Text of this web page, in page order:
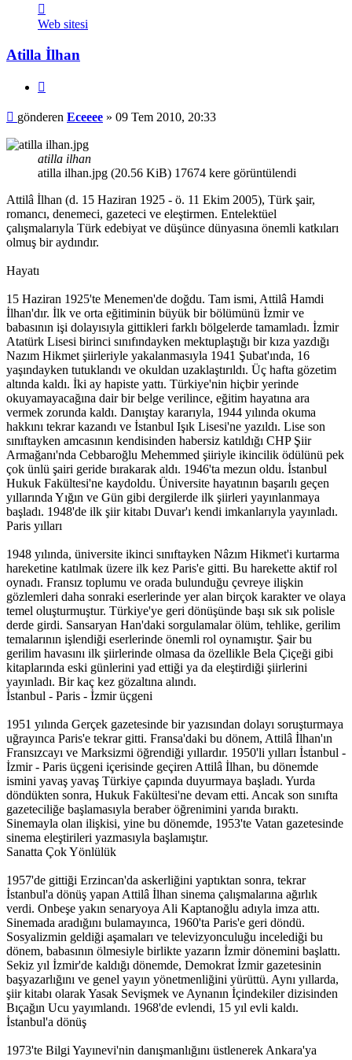
Eceeee
Web sitesi
Atilla İlhan
Mesaj
gönderen Eceeee » 09 Tem 2010, 20:33
atilla ilhan
atilla ilhan.jpg (20.56 KiB) 17674 kere görüntülendi
Attilâ İlhan (d. 15 Haziran 1925 - ö. 11 Ekim 2005), Türk şair,
romancı, denemeci, gazeteci ve eleştirmen. Entelektüel
çalışmalarıyla Türk edebiyat ve düşünce dünyasına önemli katkıları
olmuş bir aydındır.
Hayatı
15 Haziran 1925'te Menemen'de doğdu. Tam ismi, Attilâ Hamdi
İlhan'dır. İlk ve orta eğitiminin büyük bir bölümünü İzmir ve
babasının işi dolayısıyla gittikleri farklı bölgelerde tamamladı. İzmir
Atatürk Lisesi birinci sınıfındayken mektuplaştığı bir kıza yazdığı
Nazım Hikmet şiirleriyle yakalanmasıyla 1941 Şubat'ında, 16
yaşındayken tutuklandı ve okuldan uzaklaştırıldı. Üç hafta gözetim
altında kaldı. İki ay hapiste yattı. Türkiye'nin hiçbir yerinde
okuyamayacağına dair bir belge verilince, eğitim hayatına ara
vermek zorunda kaldı. Danıştay kararıyla, 1944 yılında okuma
hakkını tekrar kazandı ve İstanbul Işık Lisesi'ne yazıldı. Lise son
sınıftayken amcasının kendisinden habersiz katıldığı CHP Şiir
Armağanı'nda Cebbaroğlu Mehemmed şiiriyle ikincilik ödülünü pek
çok ünlü şairi geride bırakarak aldı. 1946'ta mezun oldu. İstanbul
Hukuk Fakültesi'ne kaydoldu. Üniversite hayatının başarılı geçen
yıllarında Yığın ve Gün gibi dergilerde ilk şiirleri yayınlanmaya
başladı. 1948'de ilk şiir kitabı Duvar'ı kendi imkanlarıyla yayınladı.
Paris yılları
1948 yılında, üniversite ikinci sınıftayken Nâzım Hikmet'i kurtarma
hareketine katılmak üzere ilk kez Paris'e gitti. Bu harekette aktif rol
oynadı. Fransız toplumu ve orada bulunduğu çevreye ilişkin
gözlemleri daha sonraki eserlerinde yer alan birçok karakter ve olaya
temel oluşturmuştur. Türkiye'ye geri dönüşünde başı sık sık polisle
derde girdi. Sansaryan Han'daki sorgulamalar ölüm, tehlike, gerilim
temalarının işlendiği eserlerinde önemli rol oynamıştır. Şair bu
gerilim havasını ilk şiirlerinde olmasa da özellikle Bela Çiçeği gibi
kitaplarında eski günlerini yad ettiği ya da eleştirdiği şiirlerini
yayınladı. Bir kaç kez gözaltına alındı.
İstanbul - Paris - İzmir üçgeni
1951 yılında Gerçek gazetesinde bir yazısından dolayı soruşturmaya
uğrayınca Paris'e tekrar gitti. Fransa'daki bu dönem, Attilâ İlhan'ın
Fransızcayı ve Marksizmi öğrendiği yıllardır. 1950'li yılları İstanbul -
İzmir - Paris üçgeni içerisinde geçiren Attilâ İlhan, bu dönemde
ismini yavaş yavaş Türkiye çapında duyurmaya başladı. Yurda
döndükten sonra, Hukuk Fakültesi'ne devam etti. Ancak son sınıfta
gazeteciliğe başlamasıyla beraber öğrenimini yarıda bıraktı.
Sinemayla olan ilişkisi, yine bu dönemde, 1953'te Vatan gazetesinde
sinema eleştirileri yazmasıyla başlamıştır.
Sanatta Çok Yönlülük
1957'de gittiği Erzincan'da askerliğini yaptıktan sonra, tekrar
İstanbul'a dönüş yapan Attilâ İlhan sinema çalışmalarına ağırlık
verdi. Onbeşe yakın senaryoya Ali Kaptanoğlu adıyla imza attı.
Sinemada aradığını bulamayınca, 1960'ta Paris'e geri döndü.
Sosyalizmin geldiği aşamaları ve televizyonculuğu incelediği bu
dönem, babasının ölmesiyle birlikte yazarın İzmir dönemini başlattı.
Sekiz yıl İzmir'de kaldığı dönemde, Demokrat İzmir gazetesinin
başyazarlığını ve genel yayın yönetmenliğini yürüttü. Aynı yıllarda,
şiir kitabı olarak Yasak Sevişmek ve Aynanın İçindekiler dizisinden
Bıçağın Ucu yayımlandı. 1968'de evlendi, 15 yıl evli kaldı.
İstanbul'a dönüş
1973'te Bilgi Yayınevi'nin danışmanlığını üstlenerek Ankara'ya